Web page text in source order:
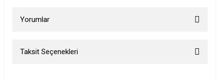
Yorumlar
Taksit Seçenekleri